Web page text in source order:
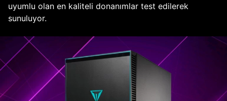
uyumlu olan en kaliteli donanımlar test edilerek
sunuluyor.